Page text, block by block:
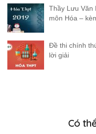
Thầy Lưu Văn
môn Hóa –
Đề thi chính
lời giải
Có